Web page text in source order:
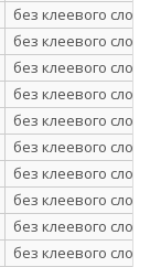
без клеевого слоя
без клеевого слоя
без клеевого слоя
без клеевого слоя
без клеевого слоя
без клеевого слоя
без клеевого слоя
без клеевого слоя
без клеевого слоя
без клеевого слоя